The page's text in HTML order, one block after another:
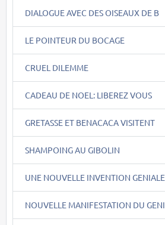
DIALOGUE AVEC DES OISEAUX DE B
LE POINTEUR DU BOCAGE
CRUEL DILEMME
CADEAU DE NOEL: LIBEREZ VOUS
GRETASSE ET BENACACA VISITENT
SHAMPOING AU GIBOLIN
UNE NOUVELLE INVENTION GENIALE
NOUVELLE MANIFESTATION DU GENI